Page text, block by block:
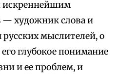
искреннейшим
— художник слова и
мыслителей, о
глубокое понимание
и ее проблем, и